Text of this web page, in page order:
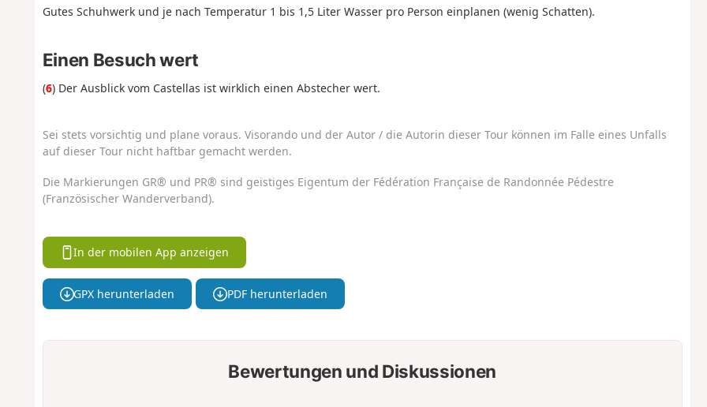
Gutes Schuhwerk und je nach Temperatur 1 bis 1,5 Liter Wasser pro Person einplanen (wenig Schatten).
Einen Besuch wert
(6) Der Ausblick vom Castellas ist wirklich einen Abstecher wert.
Sei stets vorsichtig und plane voraus. Visorando und der Autor / die Autorin dieser Tour können im Falle eines Unfalls
auf dieser Tour nicht haftbar gemacht werden.
Die Markierungen GR® und PR® sind geistiges Eigentum der Fédération Française de Randonnée Pédestre
(Französischer Wanderverband).
In der mobilen App anzeigen
GPX herunterladen PDF herunterladen
Bewertungen und Diskussionen